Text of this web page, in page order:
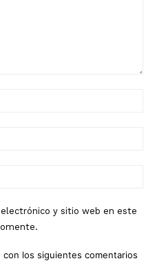
y sitio web en este
los siguientes comentarios